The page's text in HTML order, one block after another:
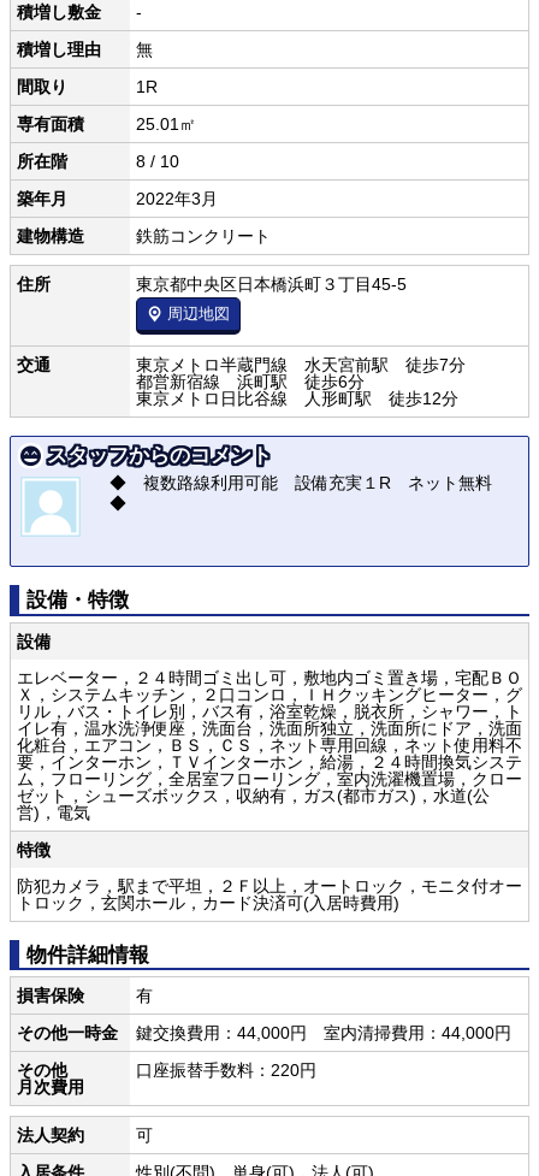
積増し敷金
-
積増し理由
無
間取り
1R
専有面積
25.01㎡
所在階
8 / 10
築年月
2022年3月
建物構造
鉄筋コンクリート
住所 東京都中央区日本橋浜町３丁目45-5
周辺地図
交通
東京メトロ半蔵門線 水天宮前駅 徒歩7分
都営新宿線 浜町駅 徒歩6分
東京メトロ日比谷線 人形町駅 徒歩12分
スタッフからのコメント
◆ 複数路線利用可能 設備充実１R ネット無料
◆
設備・特徴
設備
エレベーター，２４時間ゴミ出し可，敷地内ゴミ置き場，宅配ＢＯ
Ｘ，システムキッチン，２口コンロ，ＩＨクッキングヒーター，グ
リル，バス・トイレ別，バス有，浴室乾燥，脱衣所，シャワー，ト
イレ有，温水洗浄便座，洗面台，洗面所独立，洗面所にドア，洗面
化粧台，エアコン，ＢＳ，ＣＳ，ネット専用回線，ネット使用料不
要，インターホン，ＴＶインターホン，給湯，２４時間換気システ
ム，フローリング，全居室フローリング，室内洗濯機置場，クロー
ゼット，シューズボックス，収納有，ガス(都市ガス)，水道(公
営)，電気
特徴
防犯カメラ，駅まで平坦，２Ｆ以上，オートロック，モニタ付オー
トロック，玄関ホール，カード決済可(入居時費用)
物件詳細情報
損害保険
有
その他一時金
鍵交換費用：44,000円 室内清掃費用：44,000円
その他
月次費用
口座振替手数料：220円
法人契約
可